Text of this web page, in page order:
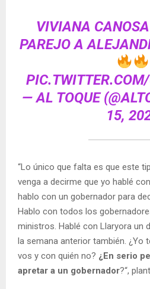
VIVIANA
PAREJO A
— AL TOQUE
15,
“Lo único que falta es que este
venga a decirme que yo hablé
hablo con un gobernador para
Hablo con todos los
ministros. Hablé con Llaryora un
la semana anterior también. ¿Yo
vos y con quién no? ¿En serio
apretar a un gobernador?“,